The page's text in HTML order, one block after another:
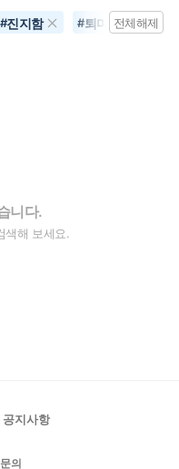
#진지함 #퇴마 #영화
전체해제
니다.
색해 보세요.
공지사항
의